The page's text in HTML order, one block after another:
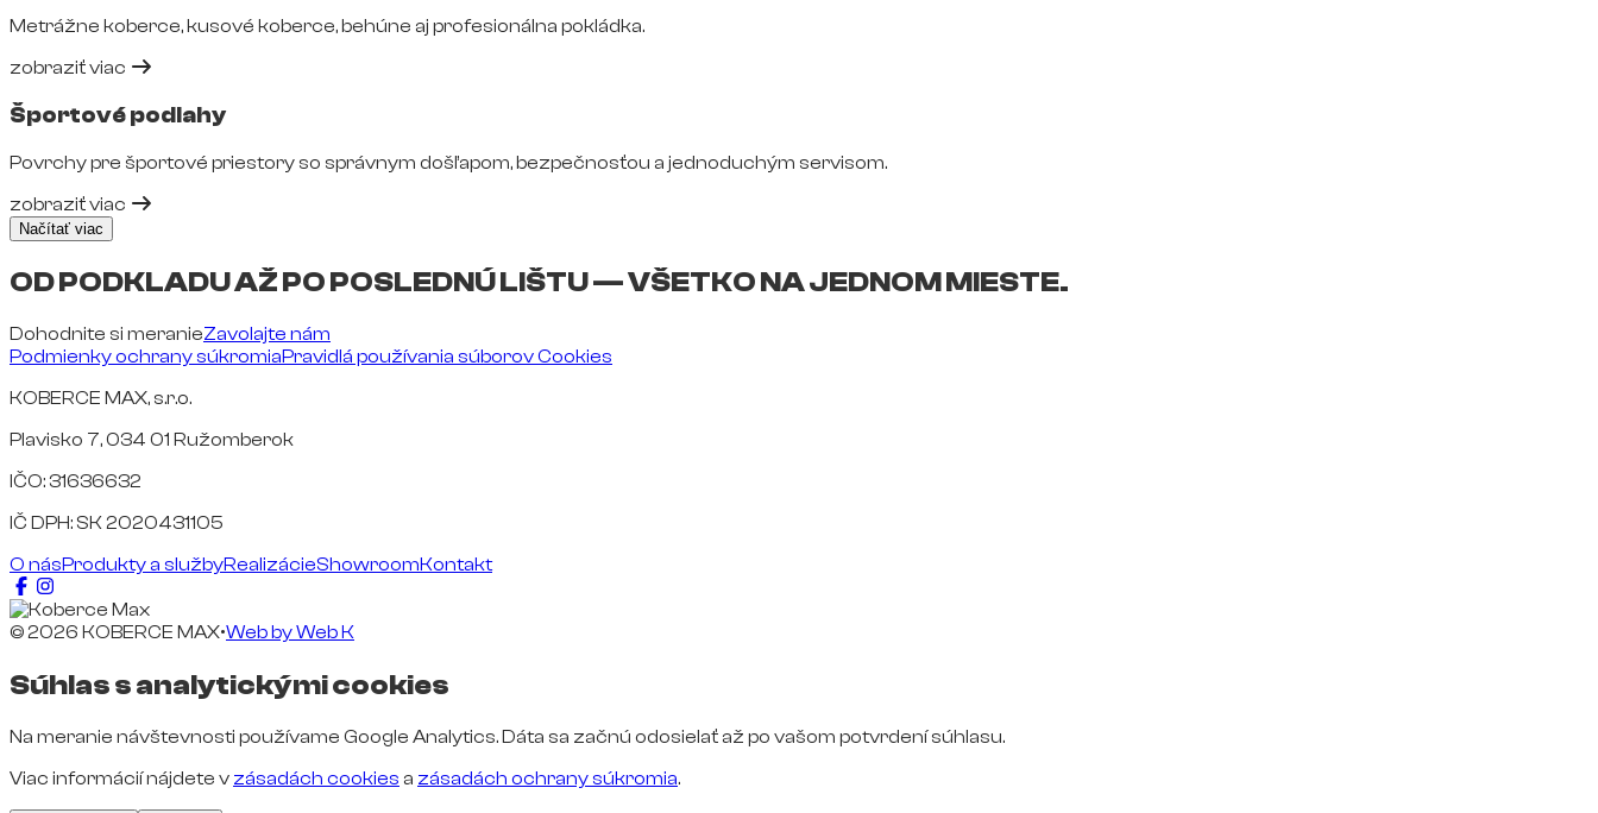
Metrážne koberce, kusové koberce, behúne aj profesionálna pokládka.
zobraziť viac
Športové podlahy
Povrchy pre športové priestory so správnym došľapom, bezpečnosťou a jednoduchým servisom.
zobraziť viac
Načítať viac
OD PODKLADU AŽ PO POSLEDNÚ LIŠTU — VŠETKO NA JEDNOM MIESTE.
Dohodnite si meranieZavolajte nám
Podmienky ochrany súkromiaPravidlá používania súborov Cookies
KOBERCE MAX, s.r.o.
Plavisko 7, 034 01 Ružomberok
IČO: 31636632
IČ DPH: SK 2020431105
O násProdukty a službyRealizácieShowroomKontakt
© 2026 KOBERCE MAX•Web byWeb K
Súhlas s analytickými cookies
Na meranie návštevnosti používame Google Analytics. Dáta sa začnú odosielať až po vašom potvrdení súhlasu.
Viac informácií nájdete v zásadách cookies a zásadách ochrany súkromia.